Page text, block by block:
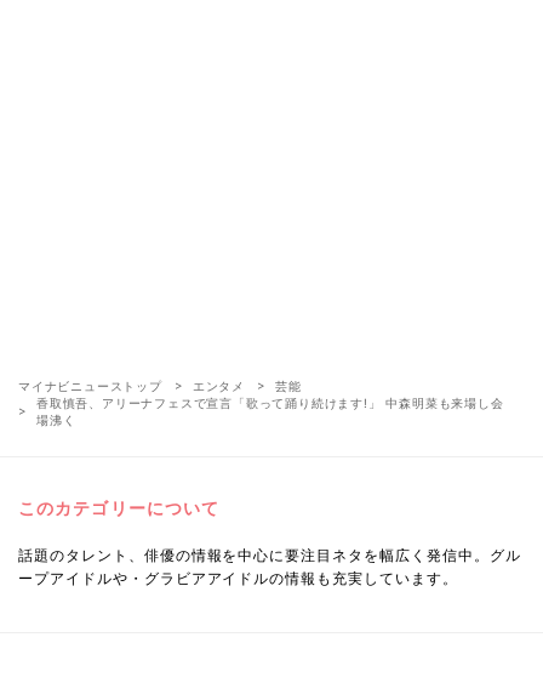
マイナビニューストップ エンタメ
芸能
香取慎吾、アリーナフェスで宣言「歌って踊り続けます!」 中森明菜も来場し会
場沸く
このカテゴリーについて
話題のタレント、俳優の情報を中心に要注目ネタを幅広く発信中。グル
ープアイドルや・グラビアアイドルの情報も充実しています。